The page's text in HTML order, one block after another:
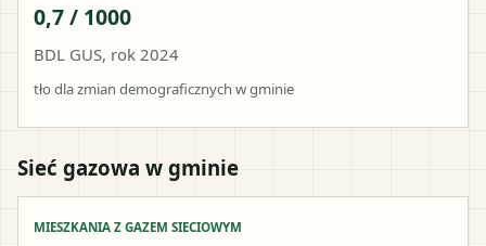
0,7 / 1000
BDL GUS, rok 2024
tło dla zmian demograficznych w gminie
Sieć gazowa w gminie
MIESZKANIA Z GAZEM SIECIOWYM